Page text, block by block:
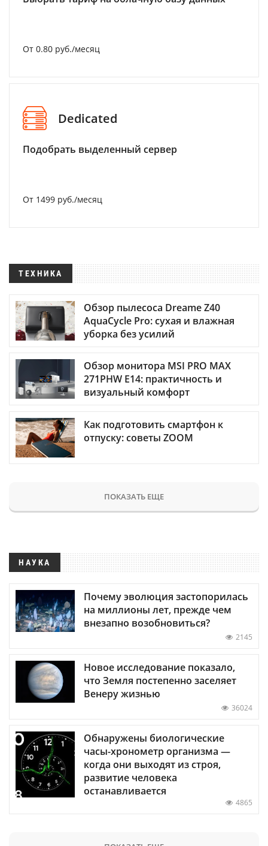
От 0.80 руб./месяц
Dedicated
Подобрать выделенный сервер
От 1499 руб./месяц
ТЕХНИКА
Обзор пылесоса Dreame Z40
AquaCycle Pro: сухая и влажная
уборка без усилий
Обзор монитора MSI PRO MAX
271PHW E14: практичность и
визуальный комфорт
Как подготовить смартфон к
отпуску: советы ZOOM
ПОКАЗАТЬ ЕЩЕ
НАУКА
Почему эволюция застопорилась
на миллионы лет, прежде чем
внезапно возобновиться?
2145
Новое исследование показало,
что Земля постепенно заселяет
Венеру жизнью
36024
Обнаружены биологические
часы-хронометр организма —
когда они выходят из строя,
развитие человека
останавливается
4865